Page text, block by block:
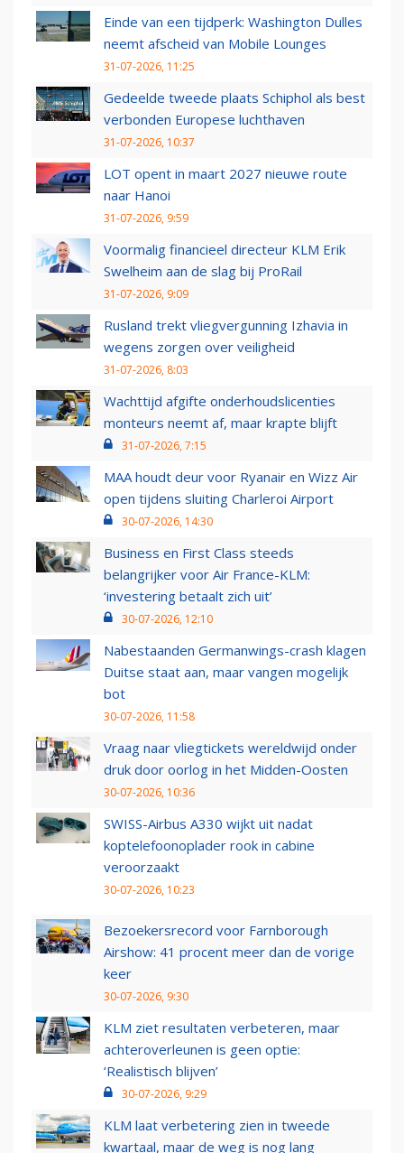
Einde van een tijdperk: Washington Dulles
neemt afscheid van Mobile Lounges
31-07-2026, 11:25
Gedeelde tweede plaats Schiphol als best
verbonden Europese luchthaven
31-07-2026, 10:37
LOT opent in maart 2027 nieuwe route
naar Hanoi
31-07-2026, 9:59
Voormalig financieel directeur KLM Erik
Swelheim aan de slag bij ProRail
31-07-2026, 9:09
Rusland trekt vliegvergunning Izhavia in
wegens zorgen over veiligheid
31-07-2026, 8:03
Wachttijd afgifte onderhoudslicenties
monteurs neemt af, maar krapte blijft
31-07-2026, 7:15
MAA houdt deur voor Ryanair en Wizz Air
open tijdens sluiting Charleroi Airport
30-07-2026, 14:30
Business en First Class steeds
belangrijker voor Air France-KLM:
‘investering betaalt zich uit’
30-07-2026, 12:10
Nabestaanden Germanwings-crash klagen
Duitse staat aan, maar vangen mogelijk
bot
30-07-2026, 11:58
Vraag naar vliegtickets wereldwijd onder
druk door oorlog in het Midden-Oosten
30-07-2026, 10:36
SWISS-Airbus A330 wijkt uit nadat
koptelefoonoplader rook in cabine
veroorzaakt
30-07-2026, 10:23
Bezoekersrecord voor Farnborough
Airshow: 41 procent meer dan de vorige
keer
30-07-2026, 9:30
KLM ziet resultaten verbeteren, maar
achteroverleunen is geen optie:
‘Realistisch blijven’
30-07-2026, 9:29
KLM laat verbetering zien in tweede
kwartaal, maar de weg is nog lang